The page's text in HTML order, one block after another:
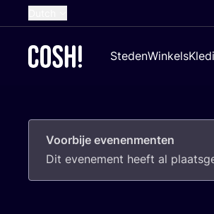
French
German
Croatian
StedenWinkels
Voorbije evenenmenten
Dit eve­ne­ment heeft al